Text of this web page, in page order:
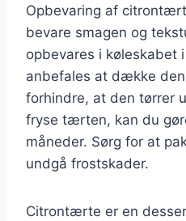
Opbevaring af
bevare smagen og
opbevares i køleskabet
anbefales at dække
forhindre, at den tørrer
fryse tærten, kan du
måneder. Sørg for at
undgå frostskader.
Citrontærte er en